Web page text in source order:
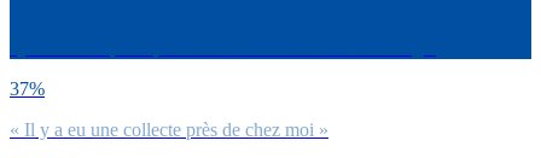
37%
« Il y a eu une collecte près de chez moi »